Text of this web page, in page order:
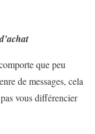
que peu
de messages, cela
vous différencier